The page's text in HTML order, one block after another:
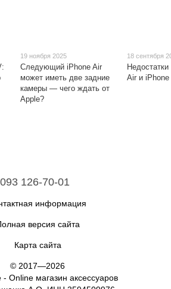
19 ноября 2025
Следующий iPhone Air
может иметь две задние
камеры — чего ждать от
Apple?
18 сентября
Air и
093 126-70-01
информация
версия сайта
Карта сайта
© 2017—2026
- Online магазин аксессуаров